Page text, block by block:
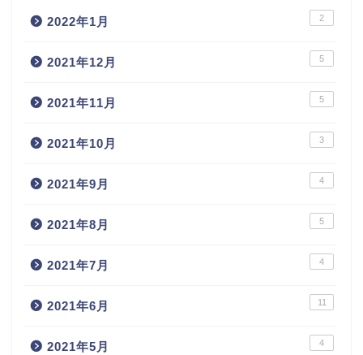
2022年1月 2
2021年12月 5
2021年11月 5
2021年10月 3
2021年9月 4
2021年8月 5
2021年7月 4
2021年6月 11
2021年5月 4